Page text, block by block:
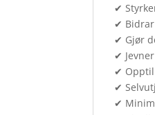
✔
✔ Bidrar
✔ Gjør
✔
✔ Opptil
✔
✔